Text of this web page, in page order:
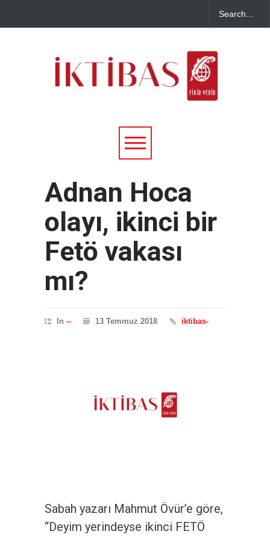
Adnan Hoca
olayı, ikinci bir
Fetö vakası
mı?
In -- 13 Temmuz 2018 iktibas-
Sabah yazarı Mahmut Övür’e göre,
“Deyim yerindeyse ikinci FETÖ